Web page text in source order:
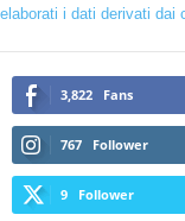
elaborati i dati derivati dai
3,822 Fans
767 Follower
9 Follower